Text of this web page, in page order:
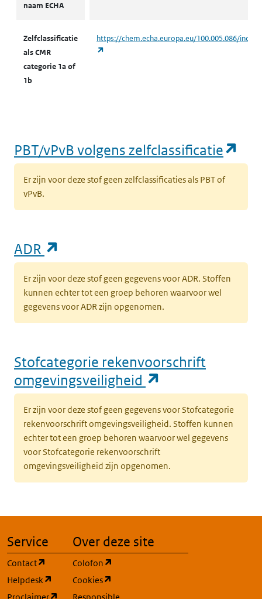
naam ECHA
Zelfclassificatie
als CMR
categorie 1a of
1b
https://chem.echa.europa.eu/100.005.086/
PBT/vPvB volgens zelfclassificatie
Er zijn voor deze stof geen zelfclassificaties als PBT of
vPvB.
ADR
Er zijn voor deze stof geen gegevens voor ADR. Stoffen
kunnen echter tot een groep behoren waarvoor wel
gegevens voor ADR zijn opgenomen.
Stofcategorie rekenvoorschrift
omgevingsveiligheid
Er zijn voor deze stof geen gegevens voor Stofcategorie
rekenvoorschrift omgevingsveiligheid. Stoffen kunnen
echter tot een groep behoren waarvoor wel gegevens
voor Stofcategorie rekenvoorschrift
omgevingsveiligheid zijn opgenomen.
Service
Contact
(opent in een nieuw tabblad)
Helpdesk
(opent in een nieuw tabblad)
(opent in een nieuw tabblad)
Over deze site
Colofon
Cookies